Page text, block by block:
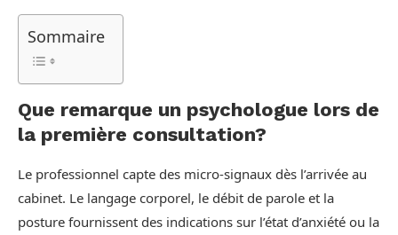
Sommaire
Que remarque un psychologue lors de
la première consultation?
Le professionnel capte des micro-signaux dès l’arrivée au
cabinet. Le langage corporel, le débit de parole et la
posture fournissent des indications sur l’état d’anxiété ou la